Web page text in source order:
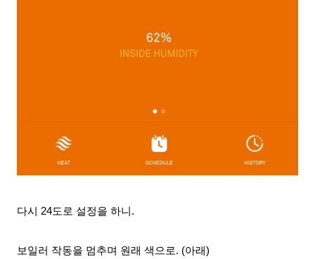
다시 24도로 설정을 하니.
보일러 작동을 멈추며 원래 색으로. (아래)